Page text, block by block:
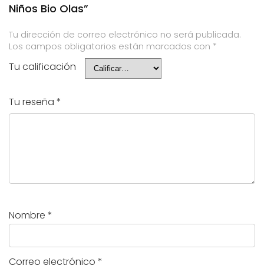
Niños Bio Olas”
Tu dirección de correo electrónico no será publicada.
Los campos obligatorios están marcados con *
Tu calificación
Tu reseña *
Nombre *
Correo electrónico *